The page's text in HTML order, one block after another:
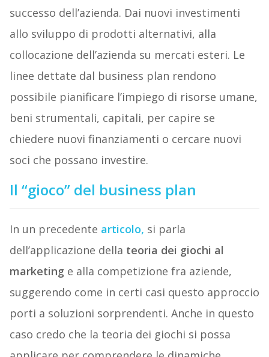
successo dell’azienda. Dai nuovi investimenti
allo sviluppo di prodotti alternativi, alla
collocazione dell’azienda su mercati esteri. Le
linee dettate dal business plan rendono
possibile pianificare l’impiego di risorse umane,
beni strumentali, capitali, per capire se
chiedere nuovi finanziamenti o cercare nuovi
soci che possano investire.
Il “gioco” del business plan
In un precedente articolo, si parla
dell’applicazione della teoria dei giochi al
marketing e alla competizione fra aziende,
suggerendo come in certi casi questo approccio
porti a soluzioni sorprendenti. Anche in questo
caso credo che la teoria dei giochi si possa